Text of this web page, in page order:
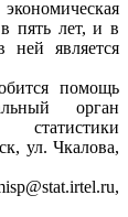
пять лет, и в
ней является
помощь
орган
статистики
ул. Чкалова,